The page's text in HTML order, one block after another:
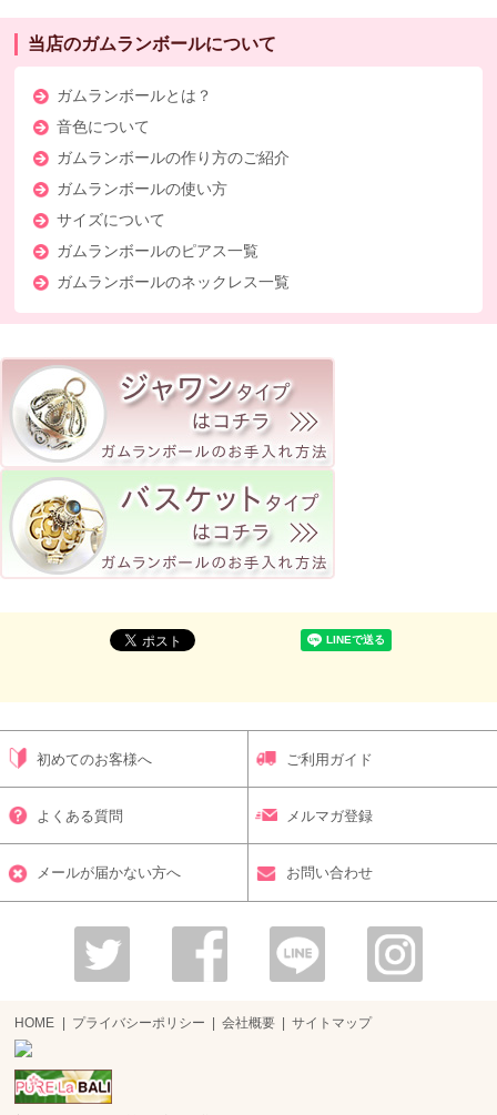
当店のガムランボールについて
ガムランボールとは？
音色について
ガムランボールの作り方のご紹介
ガムランボールの使い方
サイズについて
ガムランボールのピアス一覧
ガムランボールのネックレス一覧
初めてのお客様へ ご利用ガイド
よくある質問 メルマガ登録
メールが届かない方へ お問い合わせ
HOME プライバシーポリシー 会社概要 サイトマップ